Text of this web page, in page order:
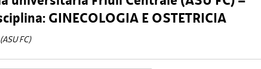
GINECOLOGIA E OSTETRICIA
FC)